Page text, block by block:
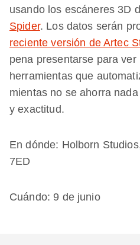
usando los escáneres 3D
Spider. Los datos serán
reciente versión de Artec
pena presentarse para ver
herramientas que
mientas no se ahorra
y exactitud.
En dónde: Holborn
7ED
Cuándo: 9 de junio